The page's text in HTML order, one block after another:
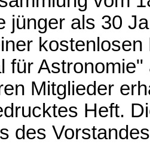
jünger als 30
für
Mitglieder
Heft.
des